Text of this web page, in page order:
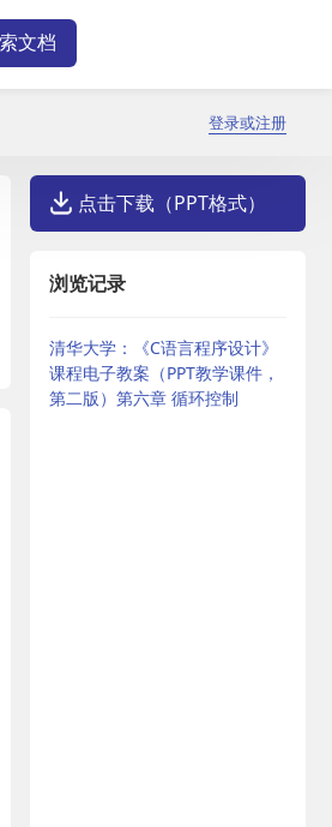
登录或注册
点击下载（PPT格式）
浏览记录
清华大学：《C语言程序设计》
课程电子教案（PPT教学课件，
第二版）第六章 循环控制